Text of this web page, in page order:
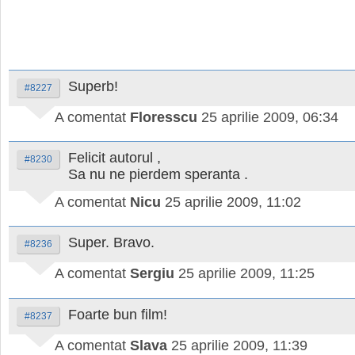
#8227
Superb!
A comentat Floresscu 25 aprilie 2009, 06:34
#8230
Felicit autorul ,
Sa nu ne pierdem speranta .
A comentat Nicu 25 aprilie 2009, 11:02
#8236
Super. Bravo.
A comentat Sergiu 25 aprilie 2009, 11:25
#8237
Foarte bun film!
A comentat Slava 25 aprilie 2009, 11:39